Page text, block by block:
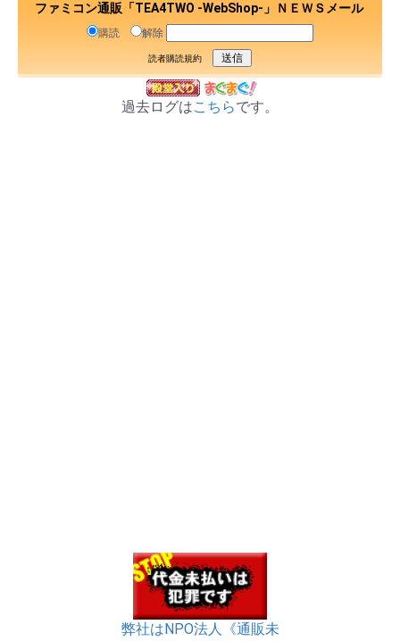
ファミコン通販「TEA4TWO -WebShop-」ＮＥＷＳメール
購読 解除
読者購読規約
過去ログはこちらです。
弊社はNPO法人《通販未